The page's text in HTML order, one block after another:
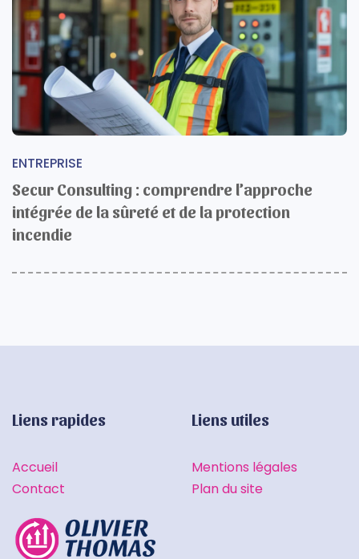
ENTREPRISE
Secur Consulting : comprendre l’approche
intégrée de la sûreté et de la protection
incendie
Liens rapides
Accueil
Contact
Liens utiles
Mentions légales
Plan du site